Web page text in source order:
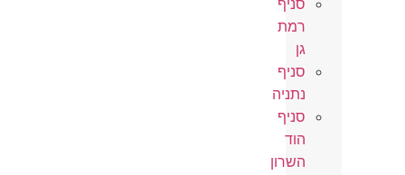
סניף
רמת
גן
סניף
נתניה
סניף
הוד
השרון